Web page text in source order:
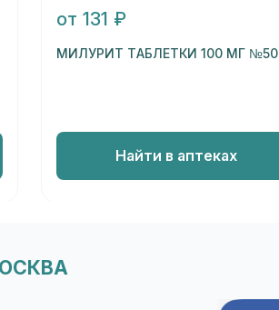
от 131 ₽
МИЛУРИТ ТАБЛЕТКИ 100 МГ №50
Найти в аптеках